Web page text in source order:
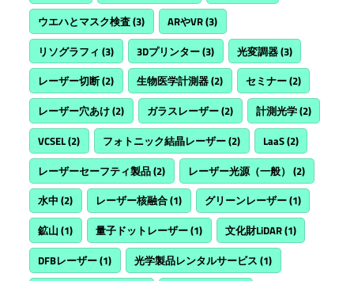
ウエハとマスク検査(3) ARやVR(3)
リソグラフィ (3) 3Dプリンター(3) 光変調器(3)
レーザー切断(2) 生物医学計測器(2) セミナー(2)
レーザー穴あけ(2) ガラスレーザー(2) 計測光学(2)
VCSEL(2) フォトニック結晶レーザー(2) LaaS(2)
レーザーセーフティ製品(2) レーザー光源（一般） (2)
水中 (2) レーザー核融合(1) グリーンレーザー(1)
鉱山 (1) 量子ドットレーザー(1) 文化財LiDAR(1)
DFBレーザー(1) 光学製品レンタルサービス (1)